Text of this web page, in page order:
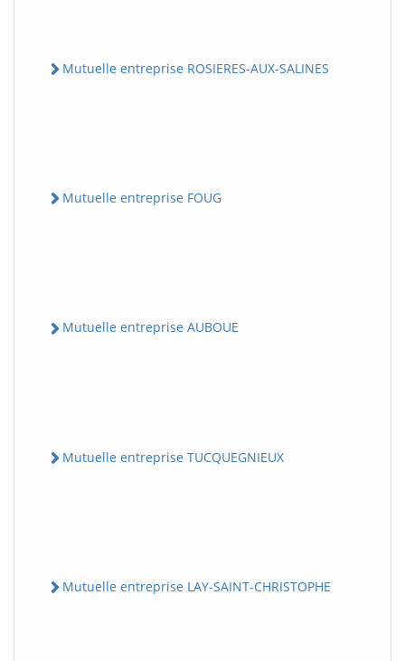
Mutuelle entreprise ROSIERES-AUX-SALINES
Mutuelle entreprise FOUG
Mutuelle entreprise AUBOUE
Mutuelle entreprise TUCQUEGNIEUX
Mutuelle entreprise LAY-SAINT-CHRISTOPHE